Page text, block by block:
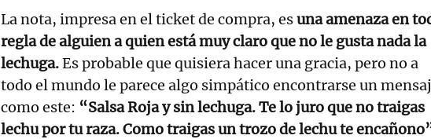
La nota, impresa en el ticket de compra, esuna amenaza en
regla de alguien a quien está muy claro que no le gusta nada la
lechuga.Es probable que quisiera hacer una gracia, pero no a
todo el mundo le parece algo simpático encontrarse un
como este: “Salsa Roja y sin lechuga. Te lo juro que no traigas
lechu por tu raza. Como traigas un trozo de lechu te